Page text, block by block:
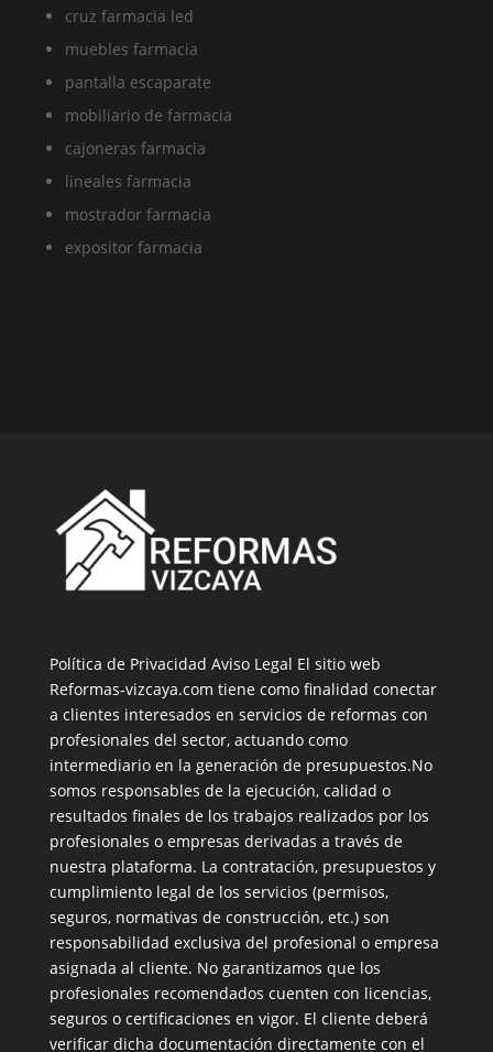
cruz farmacia led
muebles farmacia
pantalla escaparate
mobiliario de farmacia
cajoneras farmacia
lineales farmacia
mostrador farmacia
expositor farmacia
Política de Privacidad Aviso Legal El sitio web
Reformas-vizcaya.com tiene como finalidad conectar
a clientes interesados en servicios de reformas con
profesionales del sector, actuando como
intermediario en la generación de presupuestos.No
somos responsables de la ejecución, calidad o
resultados finales de los trabajos realizados por los
profesionales o empresas derivadas a través de
nuestra plataforma. La contratación, presupuestos y
cumplimiento legal de los servicios (permisos,
seguros, normativas de construcción, etc.) son
responsabilidad exclusiva del profesional o empresa
asignada al cliente. No garantizamos que los
profesionales recomendados cuenten con licencias,
seguros o certificaciones en vigor. El cliente deberá
verificar dicha documentación directamente con el